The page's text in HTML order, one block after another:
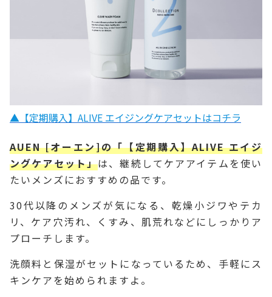
▲【定期購入】ALIVE エイジングケアセットはコチラ
AUEN [オーエン]の「【定期購入】ALIVE エイジ
ングケアセット」は、継続してケアアイテムを使い
たいメンズにおすすめの品です。
30代以降のメンズが気になる、乾燥小ジワやテカ
リ、ケア穴汚れ、くすみ、肌荒れなどにしっかりア
プローチします。
洗顔料と保湿がセットになっているため、手軽にス
キンケアを始められますよ。